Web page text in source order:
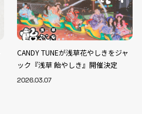
CANDY TUNEが浅草花やしきをジャ
ック『浅草 飴やしき』開催決定
2026.03.07